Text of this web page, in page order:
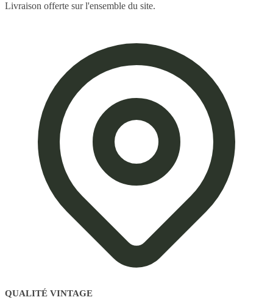
Livraison offerte sur l'ensemble du site.
QUALITÉ VINTAGE